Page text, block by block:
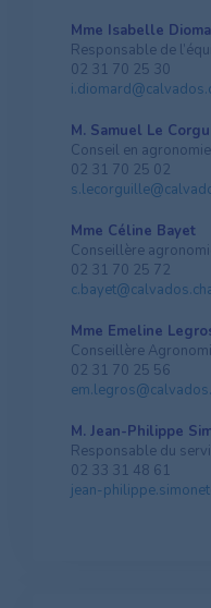
Mme Isabelle
Responsable de
02 31 70 25 30
M. Samuel Le
Conseil en
02 31 70 25 02
Mme Céline Bayet
Conseillère
02 31 70 25 72
Mme Emeline
Conseillère
02 31 70 25 56
M. Jean-Philippe
Responsable du
02 33 31 48 61
jean-